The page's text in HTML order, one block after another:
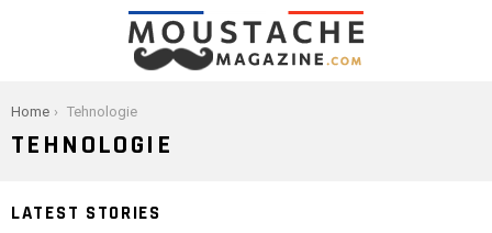
You are here:
Home Tehnologie
TEHNOLOGIE
LATEST STORIES